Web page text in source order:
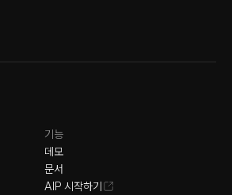
기능
데모
문서
AIP 시작하기